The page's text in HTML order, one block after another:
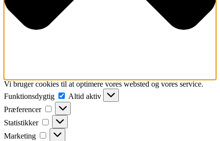
Vi bruger cookies til at optimere vores websted og vores service.
Funktionsdygtig
Funktionsdygtig
Altid aktiv
Præferencer
Præferencer
Statistikker Statistikker
Marketing Marketing